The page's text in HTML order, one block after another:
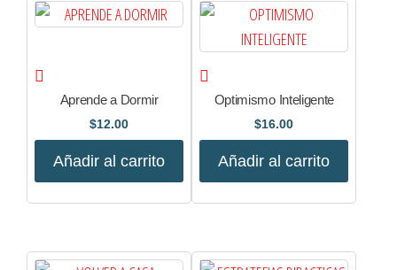
Aprende a Dormir
$12.00
Añadir al carrito
Optimismo Inteligente
$16.00
Añadir al carrito